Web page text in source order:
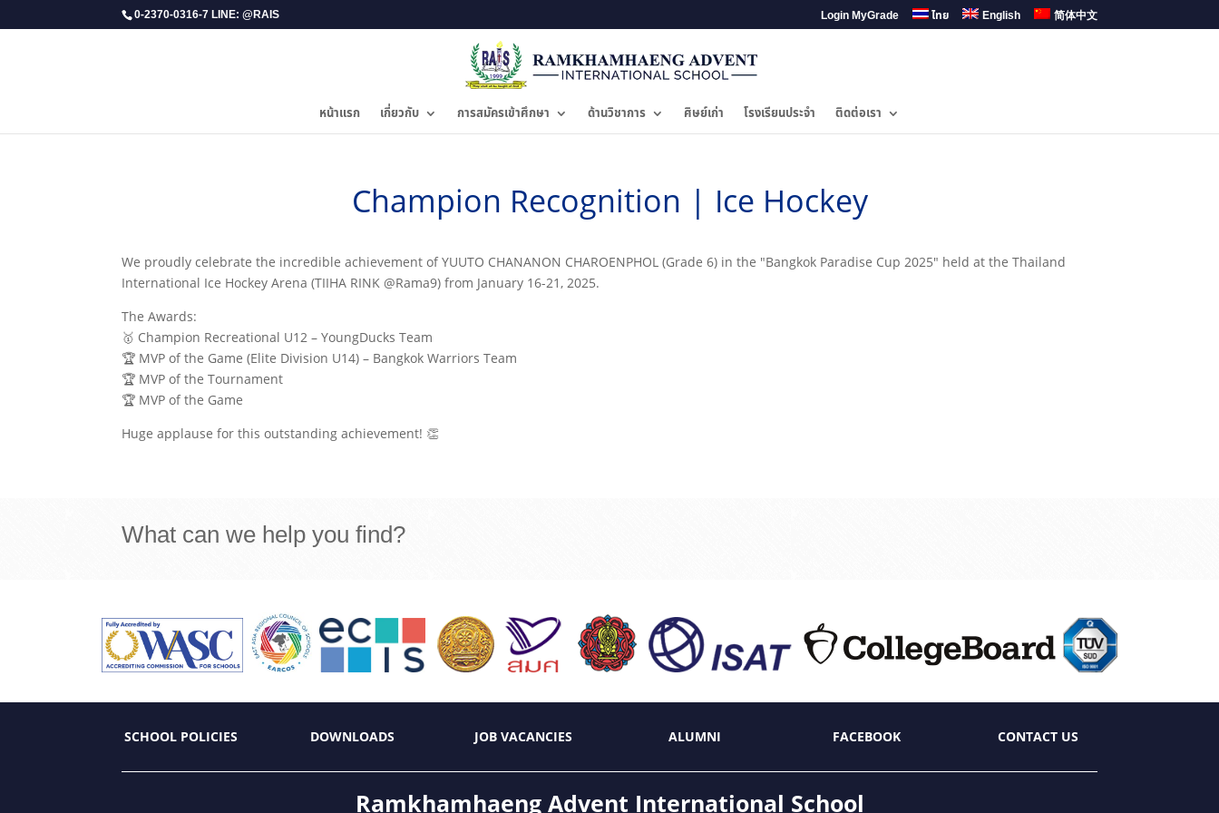
0-2370-0316-7 LINE: @RAIS Login MyGrade ไทย English 简体中文
หน้าแรก เกี่ยวกับ การสมัครเข้าศึกษา ด้านวิชาการ ศิษย์เก่า โรงเรียนประจำ ติดต่อเรา
Champion Recognition | Ice Hockey
​We proudly celebrate the incredible achievement of YUUTO CHANANON CHAROENPHOL (Grade 6) in the "Bangkok Paradise Cup 2025" held at the Thailand
International Ice Hockey Arena (TIIHA RINK @Rama9) from January 16-21, 2025.
The Awards:
🥇 Champion Recreational U12 – YoungDucks Team
🏆 MVP of the Game (Elite Division U14) – Bangkok Warriors Team
🏆 MVP of the Tournament
🏆 MVP of the Game
Huge applause for this outstanding achievement! 👏
What can we help you find?
SCHOOL POLICIES DOWNLOADS JOB VACANCIES ALUMNI FACEBOOK CONTACT US
Ramkhamhaeng Advent International School